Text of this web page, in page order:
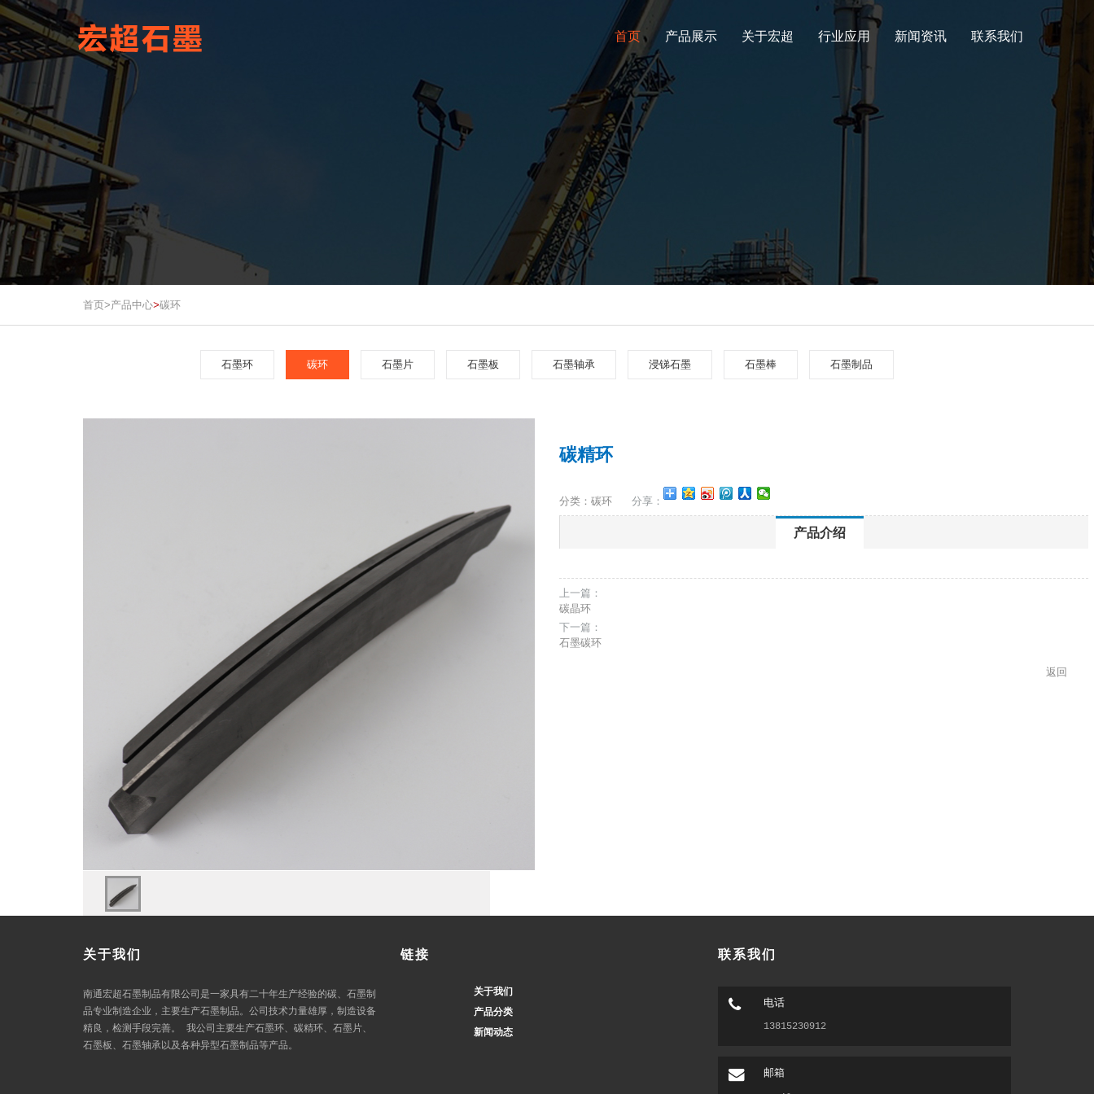
首页 产品展示 关于宏超 行业应用 新闻资讯 联系我们
首页>产品中心>碳环
石墨环 碳环 石墨片 石墨板 石墨轴承 浸锑石墨 石墨棒 石墨制品
碳精环
分类：碳环 分享：
产品介绍
上一篇：
碳晶环
下一篇：
石墨碳环
返回
关于我们
南通宏超石墨制品有限公司是一家具有二十年生产经验的碳、石墨制
品专业制造企业，主要生产石墨制品。公司技术力量雄厚，制造设备
精良，检测手段完善。 我公司主要生产石墨环、碳精环、石墨片、
石墨板、石墨轴承以及各种异型石墨制品等产品。
链接
关于我们
产品分类
新闻动态
联系我们
电话
13815230912
邮箱